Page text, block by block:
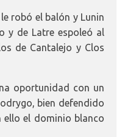
robó el balón y Lunin
y de Latre espoleó al
de Cantalejo y Clos
oportunidad con un
bien defendido
el dominio blanco